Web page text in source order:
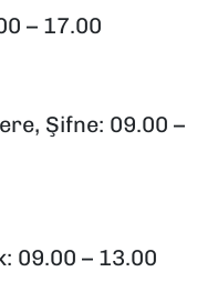
– 17.00
Şifne: 09.00 –
09.00 – 13.00